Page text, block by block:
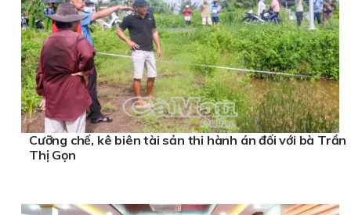
Cưỡng chế, kê biên tài sản thi hành án đối với bà Trần
Thị Gọn